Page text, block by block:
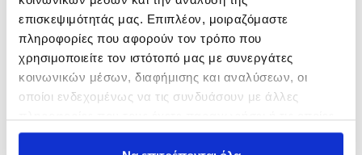
επισκεψιμότητάς μας. Επιπλέον, μοιραζόμαστε
πληροφορίες που αφορούν τον τρόπο που
χρησιμοποιείτε τον ιστότοπό μας με συνεργάτες
κοινωνικών μέσων, διαφήμισης και αναλύσεων, οι
οποίοι ενδεχομένως να τις συνδυάσουν με άλλες
έχουν συλλέξει σε σχέση με την από μέρους σας χρήση
μολυβοκεφαλή είναι ειδικά σχεδιασμένη στα ανοίγματα του
κοτσανιού, ώστε να μην παθαίνει τίποτα κατά τις μεγάλες
και απότομες τάσεις που δημιουργούνται με τη χρήση
νήματος, όπως π.χ. πάνω στο κάρφωμα.
Μόνο λοιπόν από την Ιαπωνική εταιρία Tict θα μπορείτε να
βρείτε την αυθεντική εκείνη μολυβοκεφαλή για Light Rock
Fishing που ζωντανεύει το τεχνητό μας δια της αντίστασης